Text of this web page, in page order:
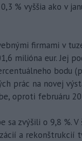
% vyššia ako v
firmami v
milióna eur. Jej
bodu
prác na novej
oproti februáru
sa zvýšili o 9,8 %.
a rekonštrukcií